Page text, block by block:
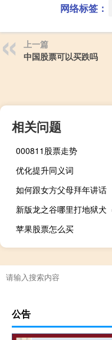
网络标签：
上一篇
中国股票可以买跌吗
相关问题
000811股票走势
优化提升同义词
如何跟女方父母拜年讲话
苹果股票怎么买
公告